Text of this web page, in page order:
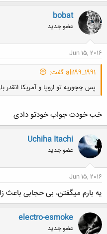
ک
ن
ش
ه
ا
bobat
عضو جدید
Jun 15, 2016
ali199_1991 گفت:
پس چجوریه تو اروپا و آمریکا انقدر
خب خودت جواب خودتو دادی
Uchiha Itachi
عضو جدید
Jun 15, 2016
یه بارم میگفتن، بی حجابی باعث
electro-esmoke
عضو جدید